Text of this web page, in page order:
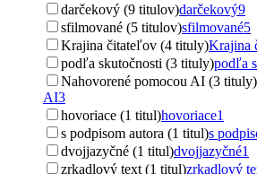
darčekový (9 titulov)darčekový9
sfilmované (5 titulov)sfilmované5
Krajina čitateľov (4 tituly)Krajina
podľa skutočnosti (3 tituly)podľa
Nahovorené pomocou AI (3 tituly)
AI3
hovoriace (1 titul)hovoriace1
s podpisom autora (1 titul)s
dvojjazyčné (1 titul)dvojjazyčné1
zrkadlový text (1 titul)zrkadlový